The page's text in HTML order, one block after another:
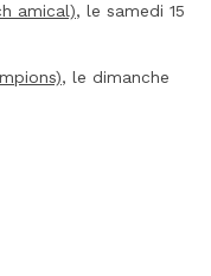
amical), le samedi 15
, le dimanche